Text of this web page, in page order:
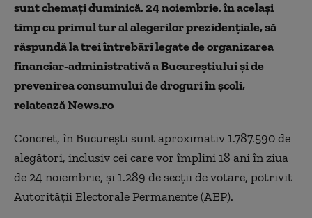
sunt chemați duminică, 24 noiembrie, în același
timp cu primul tur al alegerilor prezidențiale, să
răspundă la trei întrebări legate de organizarea
financiar-administrativă a Bucureștiului şi de
prevenirea consumului de droguri în şcoli,
relatează News.ro
Concret, în Bucureşti sunt aproximativ 1.787.590 de
alegători, inclusiv cei care vor împlini 18 ani în ziua
de 24 noiembrie, şi 1.289 de secţii de votare, potrivit
Autorităţii Electorale Permanente (AEP).